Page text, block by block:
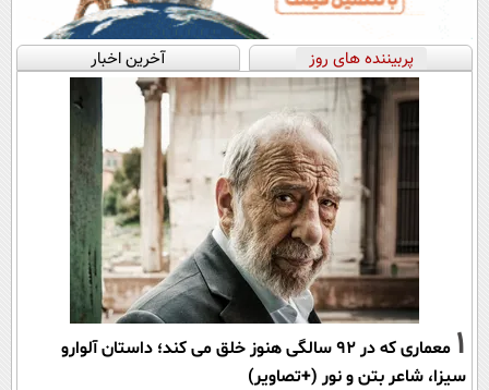
پربیننده های روز آخرین اخبار
1
معماری که در 92 سالگی هنوز خلق می کند؛ داستان آلوارو
سیزا، شاعر بتن و نور (+تصاویر)